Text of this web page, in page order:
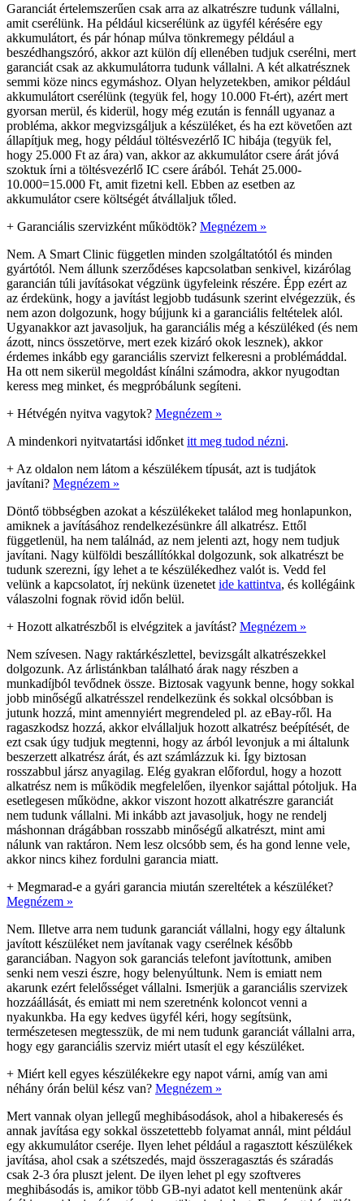
Garanciát értelemszerűen csak arra az alkatrészre tudunk vállalni,
amit cserélünk. Ha például kicserélünk az ügyfél kérésére egy
akkumulátort, és pár hónap múlva tönkremegy például a
beszédhangszóró, akkor azt külön díj ellenében tudjuk cserélni, mert
garanciát csak az akkumulátorra tudunk vállalni. A két alkatrésznek
semmi köze nincs egymáshoz. Olyan helyzetekben, amikor például
akkumulátort cserélünk (tegyük fel, hogy 10.000 Ft-ért), azért mert
gyorsan merül, és kiderül, hogy még ezután is fennáll ugyanaz a
probléma, akkor megvizsgáljuk a készüléket, és ha ezt követően azt
állapítjuk meg, hogy például töltésvezérlő IC hibája (tegyük fel,
hogy 25.000 Ft az ára) van, akkor az akkumulátor csere árát jóvá
szoktuk írni a töltésvezérlő IC csere árából. Tehát 25.000-
10.000=15.000 Ft, amit fizetni kell. Ebben az esetben az
akkumulátor csere költségét átvállaljuk tőled.
+ Garanciális szervizként működtök? Megnézem »
Nem. A Smart Clinic független minden szolgáltatótól és minden
gyártótól. Nem állunk szerződéses kapcsolatban senkivel, kizárólag
garancián túli javításokat végzünk ügyfeleink részére. Épp ezért az
az érdekünk, hogy a javítást legjobb tudásunk szerint elvégezzük, és
nem azon dolgozunk, hogy bújjunk ki a garanciális feltételek alól.
Ugyanakkor azt javasoljuk, ha garanciális még a készüléked (és nem
ázott, nincs összetörve, mert ezek kizáró okok lesznek), akkor
érdemes inkább egy garanciális szervizt felkeresni a problémáddal.
Ha ott nem sikerül megoldást kínálni számodra, akkor nyugodtan
keress meg minket, és megpróbálunk segíteni.
+ Hétvégén nyitva vagytok? Megnézem »
A mindenkori nyitvatartási időnket itt meg tudod nézni.
+ Az oldalon nem látom a készülékem típusát, azt is tudjátok
javítani? Megnézem »
Döntő többségben azokat a készülékeket találod meg honlapunkon,
amiknek a javításához rendelkezésünkre áll alkatrész. Ettől
függetlenül, ha nem találnád, az nem jelenti azt, hogy nem tudjuk
javítani. Nagy külföldi beszállítókkal dolgozunk, sok alkatrészt be
tudunk szerezni, így lehet a te készülékedhez valót is. Vedd fel
velünk a kapcsolatot, írj nekünk üzenetet ide kattintva, és kollégáink
válaszolni fognak rövid időn belül.
+ Hozott alkatrészből is elvégzitek a javítást? Megnézem »
Nem szívesen. Nagy raktárkészlettel, bevizsgált alkatrészekkel
dolgozunk. Az árlistánkban található árak nagy részben a
munkadíjból tevődnek össze. Biztosak vagyunk benne, hogy sokkal
jobb minőségű alkatrésszel rendelkezünk és sokkal olcsóbban is
jutunk hozzá, mint amennyiért megrendeled pl. az eBay-ről. Ha
ragaszkodsz hozzá, akkor elvállaljuk hozott alkatrész beépítését, de
ezt csak úgy tudjuk megtenni, hogy az árból levonjuk a mi általunk
beszerzett alkatrész árát, és azt számlázzuk ki. Így biztosan
rosszabbul jársz anyagilag. Elég gyakran előfordul, hogy a hozott
alkatrész nem is működik megfelelően, ilyenkor sajáttal pótoljuk. Ha
esetlegesen működne, akkor viszont hozott alkatrészre garanciát
nem tudunk vállalni. Mi inkább azt javasoljuk, hogy ne rendelj
máshonnan drágábban rosszabb minőségű alkatrészt, mint ami
nálunk van raktáron. Nem lesz olcsóbb sem, és ha gond lenne vele,
akkor nincs kihez fordulni garancia miatt.
+ Megmarad-e a gyári garancia miután szereltétek a készüléket?
Megnézem »
Nem. Illetve arra nem tudunk garanciát vállalni, hogy egy általunk
javított készüléket nem javítanak vagy cserélnek később
garanciában. Nagyon sok garanciás telefont javítottunk, amiben
senki nem veszi észre, hogy belenyúltunk. Nem is emiatt nem
akarunk ezért felelősséget vállalni. Ismerjük a garanciális szervizek
hozzáállását, és emiatt mi nem szeretnénk koloncot venni a
nyakunkba. Ha egy kedves ügyfél kéri, hogy segítsünk,
természetesen megtesszük, de mi nem tudunk garanciát vállalni arra,
hogy egy garanciális szerviz miért utasít el egy készüléket.
+ Miért kell egyes készülékekre egy napot várni, amíg van ami
néhány órán belül kész van? Megnézem »
Mert vannak olyan jellegű meghibásodások, ahol a hibakeresés és
annak javítása egy sokkal összetettebb folyamat annál, mint például
egy akkumulátor cseréje. Ilyen lehet például a ragasztott készülékek
javítása, ahol csak a szétszedés, majd összeragasztás és száradás
csak 2-3 óra pluszt jelent. De ilyen lehet pl egy szoftveres
meghibásodás is, amikor több GB-nyi adatot kell mentenünk akár